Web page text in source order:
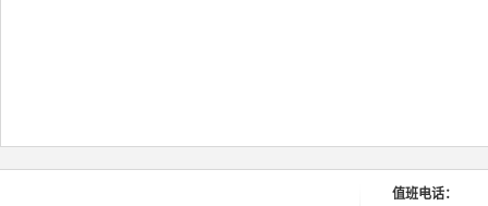
值班电话：